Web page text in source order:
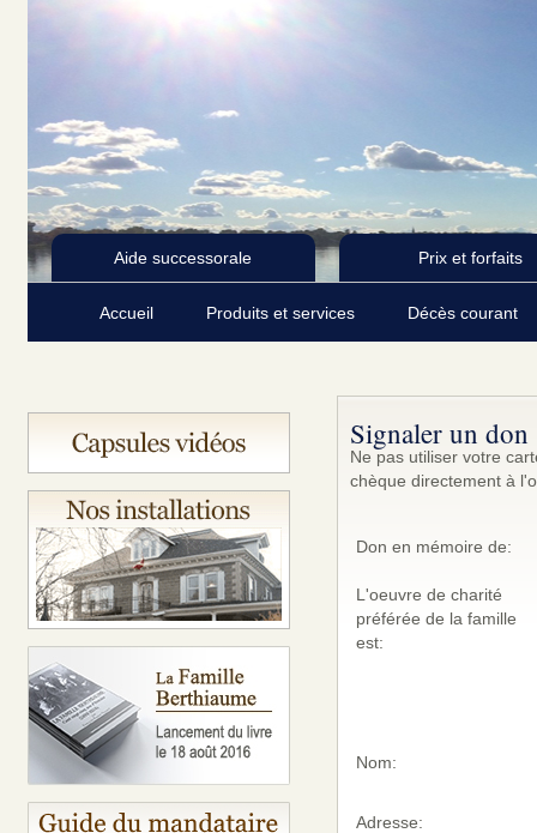
Aide successorale Prix et forfaits
Accueil Produits et services Décès courant
Signaler un don
Ne pas utiliser votre
chèque directement à
Don en mémoire de:
L'oeuvre de charité
préférée de la famille
est:
Nom:
Adresse: